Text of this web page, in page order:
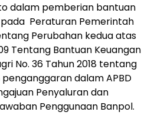
dalam pemberian bantuan
Peraturan Pemerintah
Perubahan kedua atas
Tentang Bantuan Keuangan
No. 36 Tahun 2018 tentang
dalam APBD
Penyaluran dan
Penggunaan Banpol.